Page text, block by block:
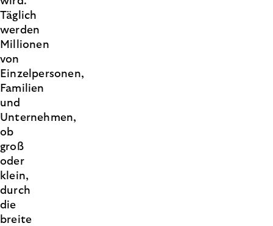
Täglich
werden
Millionen
von
Einzelpersonen,
Familien
und
Unternehmen,
ob
groß
oder
klein,
durch
die
breite